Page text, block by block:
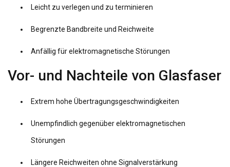
Leicht zu verlegen und zu terminieren
Begrenzte Bandbreite und Reichweite
Anfällig für elektromagnetische Störungen
Vor- und Nachteile von Glasfaser
Extrem hohe Übertragungsgeschwindigkeiten
Unempfindlich gegenüber elektromagnetischen
Störungen
Längere Reichweiten ohne Signalverstärkung